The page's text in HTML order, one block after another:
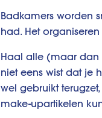
Badkamers worden
had. Het
Haal alle (maar dan
niet eens wist dat je
wel gebruikt
make-upartikelen